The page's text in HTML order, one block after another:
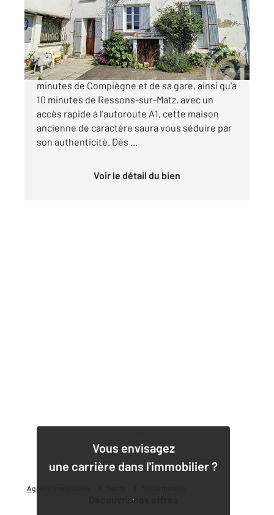
Agence immobilière
Maison à vendre
140 000 €
Située à Monchy-Humières, à seulement 10
minutes de Compiègne et de sa gare, ainsi qu'à
10 minutes de Ressons-sur-Matz, avec un
accès rapide à l'autoroute A1, cette maison
ancienne de caractère saura vous séduire par
son authenticité. Dès ...
Voir le détail du bien
Vous envisagez
une carrière dans l'immobilier ?
Découvrir nos offres
1